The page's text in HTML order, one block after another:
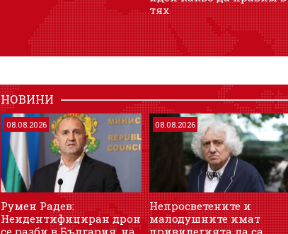
тях
НОВИНИ
08.08.2026
Румен Радев:
Неидентифициран дрон
08.08.2026
Непросветените и
малодушните имат